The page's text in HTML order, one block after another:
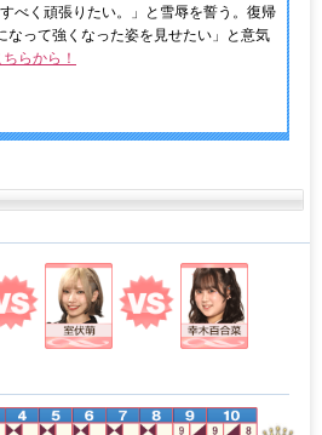
べく頑張りたい。」と雪辱を誓う。復帰
なって強くなった姿を見せたい」と意気
らから！